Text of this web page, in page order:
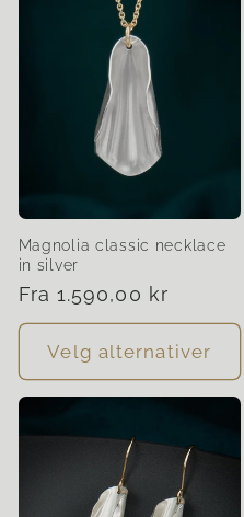
Magnolia classic necklace
in silver
Vanlig
pris
Fra 1.590,00 kr
Velg alternativer